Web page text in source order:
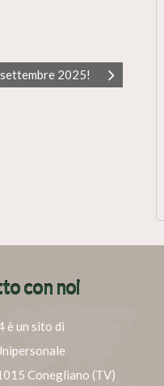
2025!
con noi
è un sito di
Conegliano (TV)